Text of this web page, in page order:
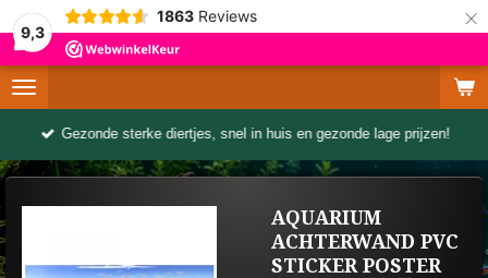
9,3
1863 Reviews ×
Gezonde sterke diertjes, snel in huis en gezonde lage prijzen!
AQUARIUM
ACHTERWAND PVC
STICKER POSTER